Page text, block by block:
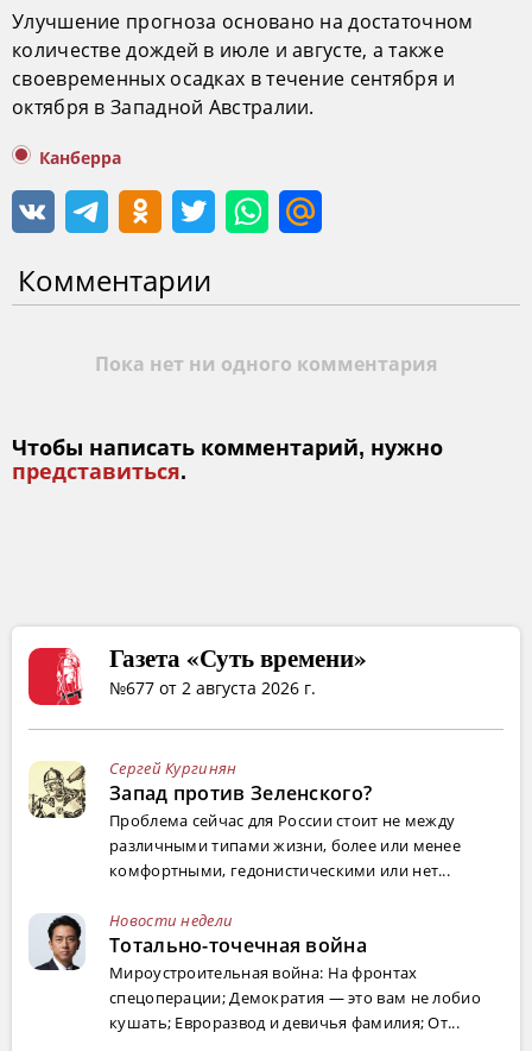
Улучшение прогноза основано на достаточном
количестве дождей в июле и августе, а также
своевременных осадках в течение сентября и
октября в Западной Австралии.
Канберра
Комментарии
Пока нет ни одного комментария
Чтобы написать комментарий, нужно
представиться.
Газета «Суть времени»
№677 от 2 августа 2026 г.
Сергей Кургинян
Запад против Зеленского?
Проблема сейчас для России стоит не между
различными типами жизни, более или менее
комфортными, гедонистическими или нет...
Новости недели
Тотально-точечная война
Мироустроительная война: На фронтах
спецоперации; Демократия — это вам не лобио
кушать; Евроразвод и девичья фамилия; От...